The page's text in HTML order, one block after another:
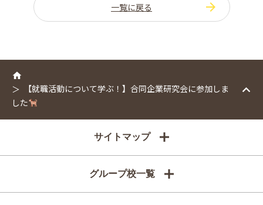
一覧に戻る
【就職活動について学ぶ！】合同企業研究会に参加しま
した
サイトマップ
グループ校一覧